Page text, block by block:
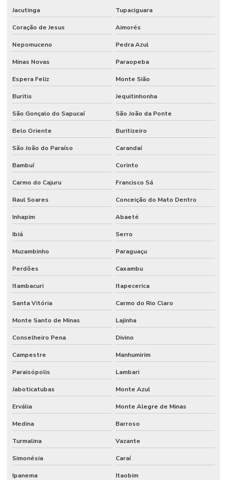
Jacutinga Tupaciguara
Coração de Jesus Aimorés
Nepomuceno Pedra Azul
Minas Novas Paraopeba
Espera Feliz Monte Sião
Buritis Jequitinhonha
São Gonçalo do Sapucaí São João da Ponte
Belo Oriente Buritizeiro
São João do Paraíso Carandaí
Bambuí Corinto
Carmo do Cajuru Francisco Sá
Raul Soares Conceição do Mato Dentro
Inhapim Abaeté
Ibiá Serro
Muzambinho Paraguaçu
Perdões Caxambu
Itambacuri Itapecerica
Santa Vitória Carmo do Rio Claro
Monte Santo de Minas Lajinha
Conselheiro Pena Divino
Campestre Manhumirim
Paraisópolis Lambari
Jaboticatubas Monte Azul
Ervália Monte Alegre de Minas
Medina Barroso
Turmalina Vazante
Simonésia Caraí
Ipanema Itaobim